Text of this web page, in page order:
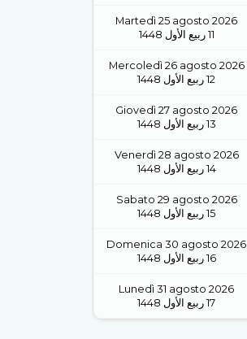
Martedì 25 agosto 2026
1448 ربيع الأول 11
Mercoledì 26 agosto 2026
1448 ربيع الأول 12
Giovedì 27 agosto 2026
1448 ربيع الأول 13
Venerdì 28 agosto 2026
1448 ربيع الأول 14
Sabato 29 agosto 2026
1448 ربيع الأول 15
Domenica 30 agosto 2026
1448 ربيع الأول 16
Lunedì 31 agosto 2026
1448 ربيع الأول 17